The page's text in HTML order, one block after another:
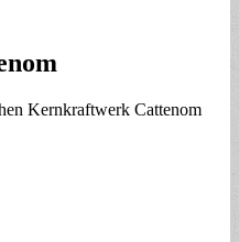
Kernkraftwerk Cattenom